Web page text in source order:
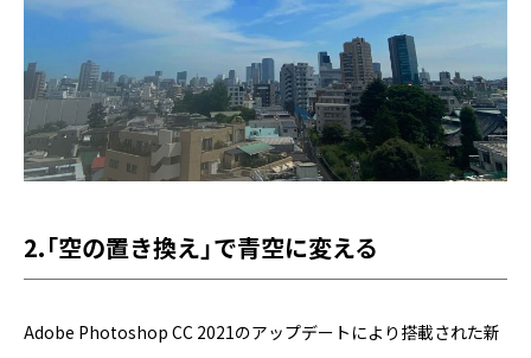
2.「空の置き換え」で青空に変える
Adobe Photoshop CC 2021のアップデートにより搭載された新